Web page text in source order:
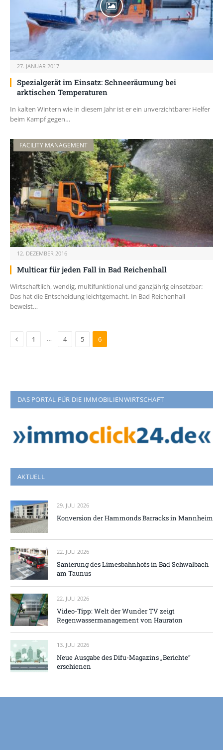
27. JANUAR 2017
Spezialgerät im Einsatz: Schneeräumung bei
arktischen Temperaturen
In kalten Wintern wie in diesem Jahr ist er ein unverzichtbarer Helfer
beim Kampf gegen…
FACILITY MANAGEMENT
12. DEZEMBER 2016
Multicar für jeden Fall in Bad Reichenhall
Wirtschaftlich, wendig, multifunktional und ganzjährig einsetzbar:
Das hat die Entscheidung leichtgemacht. In Bad Reichenhall
beweist…
Previous
1 … 4 5 6
DAS PORTAL FÜR DIE IMMOBILIENWIRTSCHAFT
AKTUELL
29. JULI 2026
Konversion der Hammonds Barracks in Mannheim
22. JULI 2026
Sanierung des Limesbahnhofs in Bad Schwalbach
am Taunus
22. JULI 2026
Video-Tipp: Welt der Wunder TV zeigt
Regenwassermanagement von Hauraton
13. JULI 2026
Neue Ausgabe des Difu-Magazins „Berichte“
erschienen